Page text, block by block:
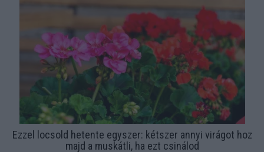
Ezzel locsold hetente egyszer: kétszer annyi virágot hoz
majd a muskátli, ha ezt csinálod